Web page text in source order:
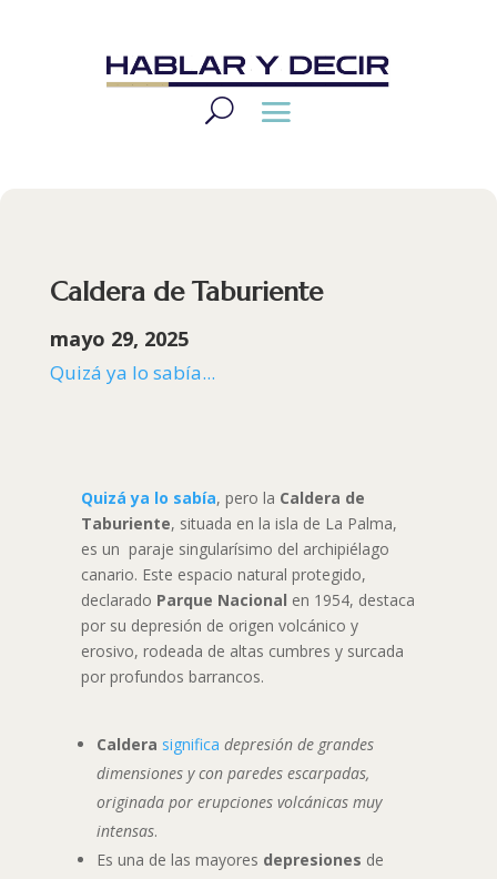
Caldera de Taburiente
mayo 29, 2025
Quizá ya lo sabía...
Quizá ya lo sabía, pero la Caldera de
Taburiente, situada en la isla de La Palma,
es un paraje singularísimo del archipiélago
canario. Este espacio natural protegido,
declarado Parque Nacional en 1954, destaca
por su depresión de origen volcánico y
erosivo, rodeada de altas cumbres y surcada
por profundos barrancos.
Caldera significa depresión de grandes
dimensiones y con paredes escarpadas,
originada por erupciones volcánicas muy
intensas.
Es una de las mayores depresiones de